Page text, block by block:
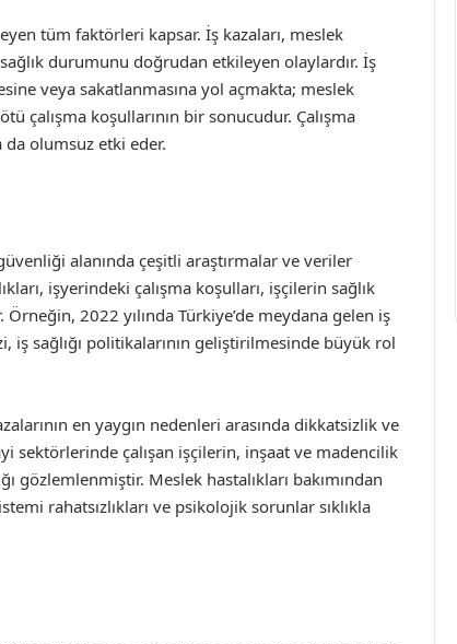
tüm faktörleri kapsar. İş kazaları, meslek
durumunu doğrudan etkileyen olaylardır. İş
veya sakatlanmasına yol açmakta; meslek
çalışma koşullarının bir sonucudur. Çalışma
da olumsuz etki eder.
güvenliği alanında çeşitli araştırmalar ve veriler
işyerindeki çalışma koşulları, işçilerin sağlık
2022 yılında Türkiye’de meydana gelen iş
iş sağlığı politikalarının geliştirilmesinde büyük rol
en yaygın nedenleri arasında dikkatsizlik ve
sektörlerinde çalışan işçilerin, inşaat ve madencilik
gözlemlenmiştir. Meslek hastalıkları bakımından
rahatsızlıkları ve psikolojik sorunlar sıklıkla